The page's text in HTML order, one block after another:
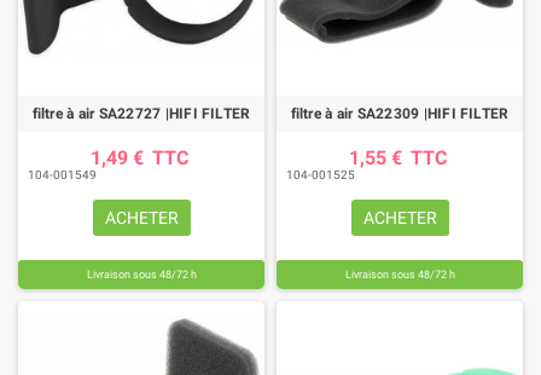
filtre à air SA22727 |HIFI FILTER
1,49 € TTC
104-001549
ACHETER
Livraison sous 48/72 h
filtre à air SA22309 |HIFI FILTER
1,55 € TTC
104-001525
ACHETER
Livraison sous 48/72 h